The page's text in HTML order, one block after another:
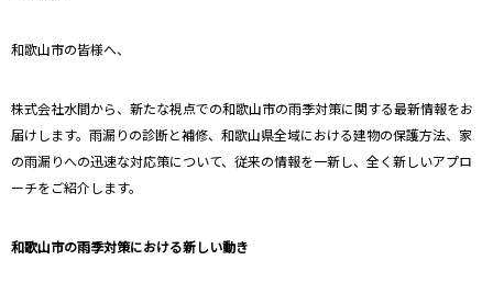
和歌山市の皆様へ、
株式会社水間から、新たな視点での和歌山市の雨季対策に関する最新情報をお
届けします。雨漏りの診断と補修、和歌山県全域における建物の保護方法、家
の雨漏りへの迅速な対応策について、従来の情報を一新し、全く新しいアプロ
ーチをご紹介します。
和歌山市の雨季対策における新しい動き